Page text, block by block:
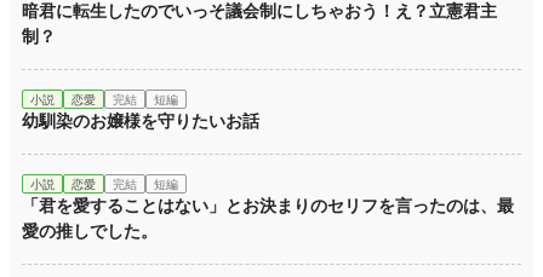
暗君に転生したのでいっそ議会制にしちゃおう！え？立憲君主
制？
小説 恋愛 完結 短編
幼馴染のお嬢様を守りたいお話
小説 恋愛 完結 短編
「君を愛することはない」とお決まりのセリフを言ったのは、最
愛の推しでした。